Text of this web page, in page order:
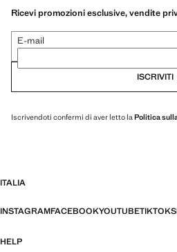
Ricevi promozioni esclusive, vendite
E-mail
ISCRIVITI
Iscrivendoti confermi di aver letto la Politica
ITALIA
INSTAGRAMFACEBOOKYOUTUBETIKTOK
HELP